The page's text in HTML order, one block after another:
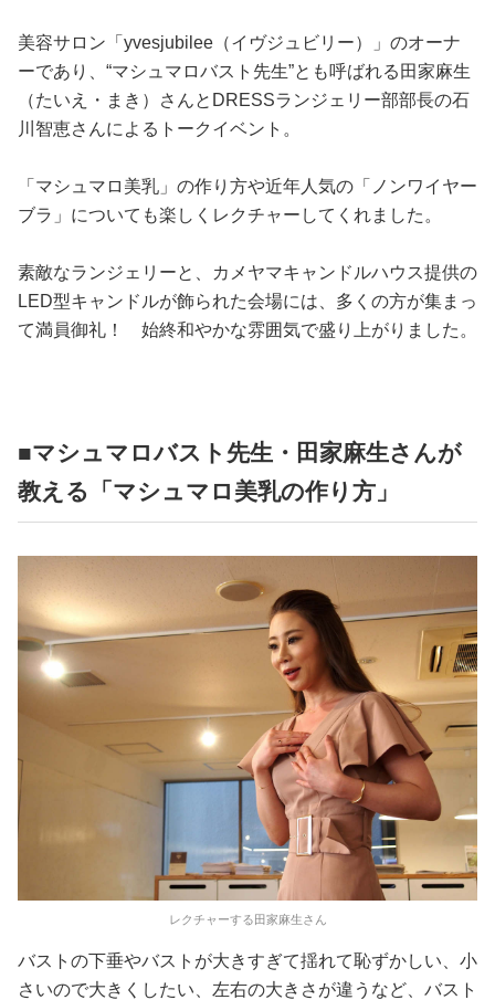
美容サロン「yvesjubilee（イヴジュビリー）」のオーナ
ーであり、“マシュマロバスト先生”とも呼ばれる田家麻生
（たいえ・まき）さんとDRESSランジェリー部部長の石
川智恵さんによるトークイベント。
「マシュマロ美乳」の作り方や近年人気の「ノンワイヤー
ブラ」についても楽しくレクチャーしてくれました。
素敵なランジェリーと、カメヤマキャンドルハウス提供の
LED型キャンドルが飾られた会場には、多くの方が集まっ
て満員御礼！ 始終和やかな雰囲気で盛り上がりました。
■マシュマロバスト先生・田家麻生さんが
教える「マシュマロ美乳の作り方」
レクチャーする田家麻生さん
バストの下垂やバストが大きすぎて揺れて恥ずかしい、小
さいので大きくしたい、左右の大きさが違うなど、バスト